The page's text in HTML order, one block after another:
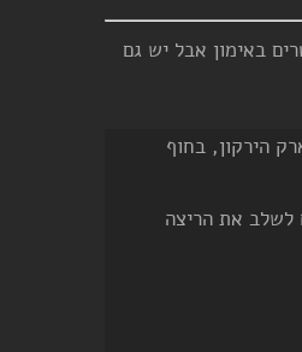
עם מספר קבוצות ריצה ברמות שונות. ישנן קבוצות לכאלה שרוצים לרוץ כחלק משגרת חייהם, 4-7 קילומטרים באימון אבל יש גם
הירקון, בחוף
לשלב את הריצה